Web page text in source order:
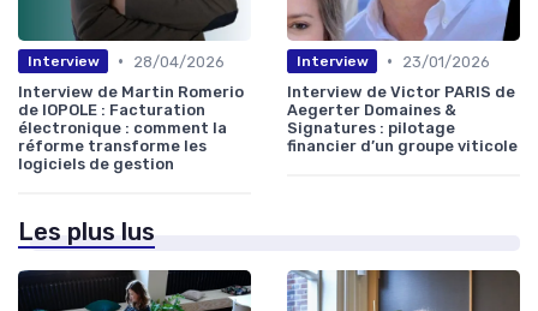
Interview •
28/04/2026
Interview de Martin Romerio
de IOPOLE : Facturation
électronique : comment la
réforme transforme les
logiciels de gestion
Interview •
23/01/2026
Interview de Victor PARIS de
Aegerter Domaines &
Signatures : pilotage
financier d’un groupe viticole
Les plus lus